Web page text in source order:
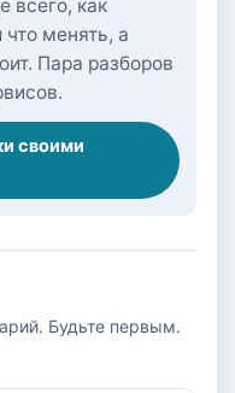
всего, как
менять, а
Пара разборов
своими
Будьте первым.